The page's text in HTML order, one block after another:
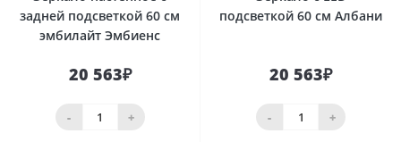
задней подсветкой 60 см
эмбилайт Эмбиенс
20 563₽
- +
подсветкой 60 см Албани
20 563₽
- +